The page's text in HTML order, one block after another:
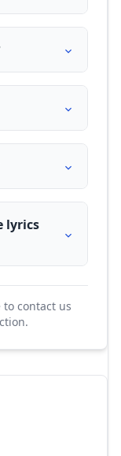
lyrics
to contact us